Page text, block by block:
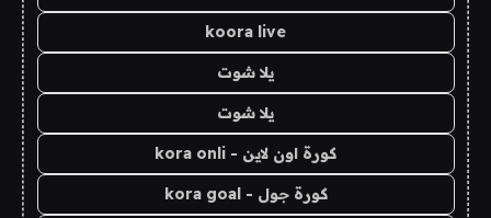
koora live
يلا شوت
يلا شوت
كورة اون لاين - kora onli
كورة جول - kora goal